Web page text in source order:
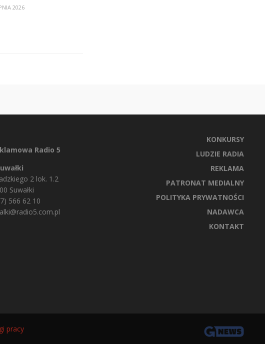
2026
Radio 5
2 lok. 1.2
Suwałki
566 62 10
KONKURSY
LUDZIE RADIA
REKLAMA
PATRONAT MEDIALNY
POLITYKA PRYWATNOŚCI
NADAWCA
KONTAKT
pracy